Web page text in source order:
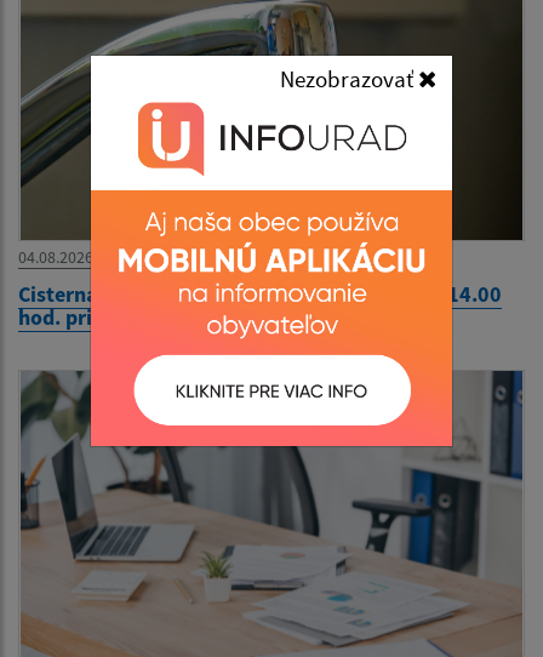
Nezobrazovať
04.08.2026
Cisterna s pitnou vodou 04.08.2026 - 13.00 - 14.00
hod. pri Komunitnom centre